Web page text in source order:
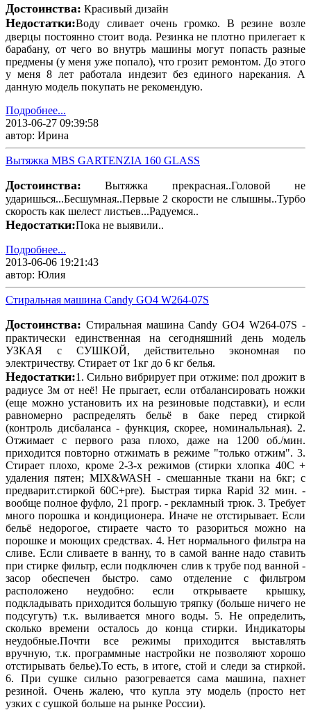
Достоинства: Красивый дизайн
Недостатки:Воду сливает очень громко. В резине возле
дверцы постоянно стоит вода. Резинка не плотно прилегает к
барабану, от чего во внутрь машины могут попасть разные
предмены (у меня уже попало), что грозит ремонтом. До этого
у меня 8 лет работала индезит без единого нарекания. А
данную модель покупать не рекомендую.
Подробнее...
2013-06-27 09:39:58
автор: Ирина
Вытяжка MBS GARTENZIA 160 GLASS
Достоинства: Вытяжка прекрасная..Головой не
ударишься...Бесшумная..Первые 2 скорости не слышны..Турбо
скорость как шелест листьев...Радуемся..
Недостатки:Пока не выявили..
Подробнее...
2013-06-06 19:21:43
автор: Юлия
Стиральная машина Candy GO4 W264-07S
Достоинства: Стиральная машина Candy GO4 W264-07S -
практически единственная на сегодняшний день модель
УЗКАЯ с СУШКОЙ, действительно экономная по
электричеству. Стирает от 1кг до 6 кг белья.
Недостатки:1. Сильно вибрирует при отжиме: пол дрожит в
радиусе 3м от неё! Не прыгает, если отбалансировать ножки
(еще можно установить их на резиновые подставки), и если
равномерно распределять бельё в баке перед стиркой
(контроль дисбаланса - функция, скорее, номинальльная). 2.
Отжимает с первого раза плохо, даже на 1200 об./мин.
приходится повторно отжимать в режиме "только отжим". 3.
Стирает плохо, кроме 2-3-х режимов (стирки хлопка 40С +
удаления пятен; MIX&WASH - смешанные ткани на 6кг; с
предварит.стиркой 60С+pre). Быстрая тирка Rapid 32 мин. -
вообще полное фуфло, 21 прогр. - рекламный трюк. 3. Требует
много порошка и кондиционера. Иначе не отстирывает. Если
бельё недорогое, стираете часто то разориться можно на
порошке и моющих средствах. 4. Нет нормального фильтра на
сливе. Если сливаете в ванну, то в самой ванне надо ставить
при стирке фильтр, если подключен слив к трубе под ванной -
засор обеспечен быстро. само отделение с фильтром
расположено неудобно: если открываете крышку,
подкладывать приходится большую тряпку (больше ничего не
подсугуть) т.к. выливается много воды. 5. Не определить,
сколько времени осталось до конца стирки. Индикаторы
неудобные.Почти все режимы приходится выставлять
вручную, т.к. программные настройки не позволяют хорошо
отстирывать белье).То есть, в итоге, стой и следи за стиркой.
6. При сушке сильно разогревается сама машина, пахнет
резиной. Очень жалею, что купла эту модель (просто нет
узких с сушкой больше на рынке России).